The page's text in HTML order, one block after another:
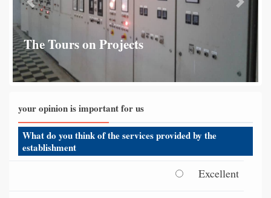
Next
The Tours on Projects
your opinion is important for us
What do you think of the services provided by the
establishment
Excellent